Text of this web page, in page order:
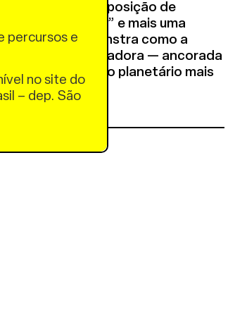
Bienal, a Exposição de
de “feitos” e mais uma
Ela demonstra como a
mas transformadora — ancorada
para um futuro planetário mais
percursos e
no site do
– dep. São